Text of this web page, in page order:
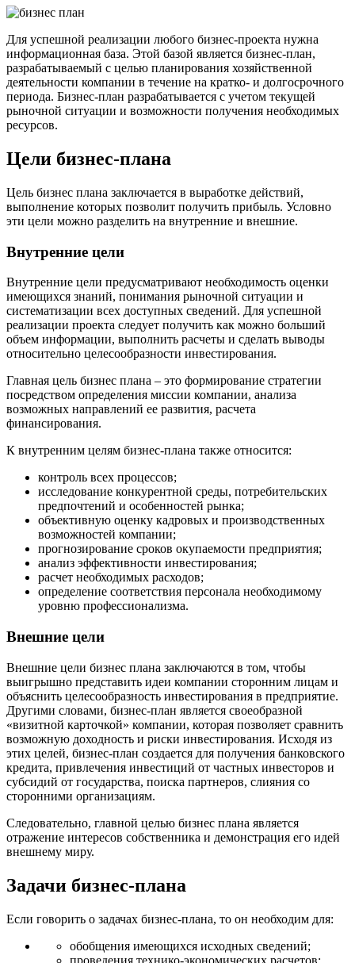
Для успешной реализации любого бизнес-проекта нужна
информационная база. Этой базой является бизнес-план,
разрабатываемый с целью планирования хозяйственной
деятельности компании в течение на кратко- и долгосрочного
периода. Бизнес-план разрабатывается с учетом текущей
рыночной ситуации и возможности получения необходимых
ресурсов.
Цели бизнес-плана
Цель бизнес плана заключается в выработке действий,
выполнение которых позволит получить прибыль. Условно
эти цели можно разделить на внутренние и внешние.
Внутренние цели
Внутренние цели предусматривают необходимость оценки
имеющихся знаний, понимания рыночной ситуации и
систематизации всех доступных сведений. Для успешной
реализации проекта следует получить как можно больший
объем информации, выполнить расчеты и сделать выводы
относительно целесообразности инвестирования.
Главная цель бизнес плана – это формирование стратегии
посредством определения миссии компании, анализа
возможных направлений ее развития, расчета
финансирования.
К внутренним целям бизнес-плана также относится:
контроль всех процессов;
исследование конкурентной среды, потребительских
предпочтений и особенностей рынка;
объективную оценку кадровых и производственных
возможностей компании;
прогнозирование сроков окупаемости предприятия;
анализ эффективности инвестирования;
расчет необходимых расходов;
определение соответствия персонала необходимому
уровню профессионализма.
Внешние цели
Внешние цели бизнес плана заключаются в том, чтобы
выигрышно представить идеи компании сторонним лицам и
объяснить целесообразность инвестирования в предприятие.
Другими словами, бизнес-план является своеобразной
«визитной карточкой» компании, которая позволяет сравнить
возможную доходность и риски инвестирования. Исходя из
этих целей, бизнес-план создается для получения банковского
кредита, привлечения инвестиций от частных инвесторов и
субсидий от государства, поиска партнеров, слияния со
сторонними организациям.
Следовательно, главной целью бизнес плана является
отражение интересов собственника и демонстрация его идей
внешнему миру.
Задачи бизнес-плана
Если говорить о задачах бизнес-плана, то он необходим для:
обобщения имеющихся исходных сведений;
проведения технико-экономических расчетов;